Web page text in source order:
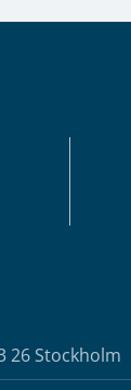
26 Stockholm